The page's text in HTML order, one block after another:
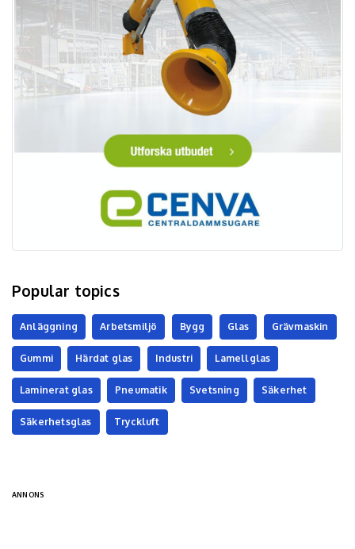
Popular topics
Anläggning Arbetsmiljö Bygg Glas Grävmaskin
Gummi Härdat glas Industri Lamellglas
Laminerat glas Pneumatik Svetsning Säkerhet
Säkerhetsglas Tryckluft
ANNONS